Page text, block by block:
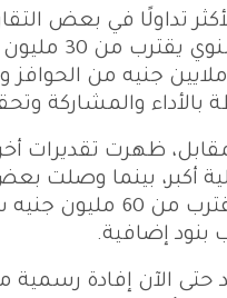
تداولًا في بعض
راتب سنوي
نحو 10 ملايين جنيه من
بالأداء والمشاركة
ظهرت تقديرات
أكبر، بينما وصلت
أرقام تقترب من 60
بنود إضافية.
حتى الآن إفادة رسمية